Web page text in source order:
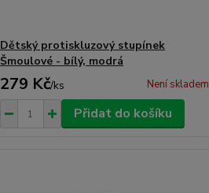
Dětský protiskluzový stupínek
Šmoulové - bílý, modrá
279 Kč/ks Není skladem
Přidat do košíku